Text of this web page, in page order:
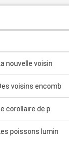
nouvelle voisin
voisins encomb
corollaire de p
poissons lumin